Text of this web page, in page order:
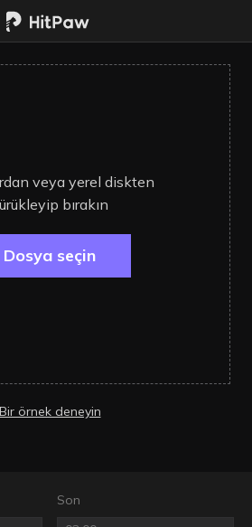
veya yerel diskten
bırakın
Dosya seçin
Bir örnek deneyin
Son